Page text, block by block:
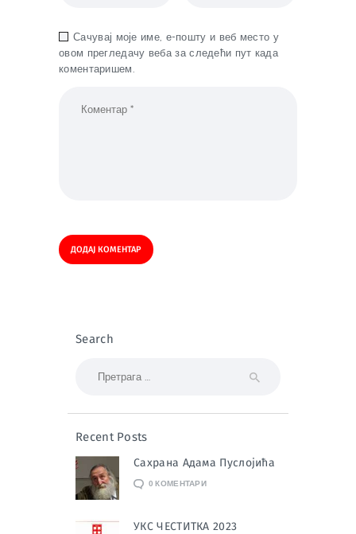
Сачувај моје име, е-пошту и веб место у
овом прегледачу веба за следећи пут када
коментаришем.
Search
Recent Posts
Сахрана Адама Пуслојића
0 КОМЕНТАРИ
УКС ЧЕСТИТКА 2023